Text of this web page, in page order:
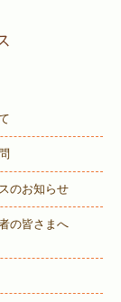
のお知らせ
の皆さまへ